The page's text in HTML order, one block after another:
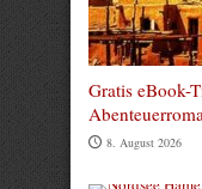
Gratis eBook-
8. August 2026